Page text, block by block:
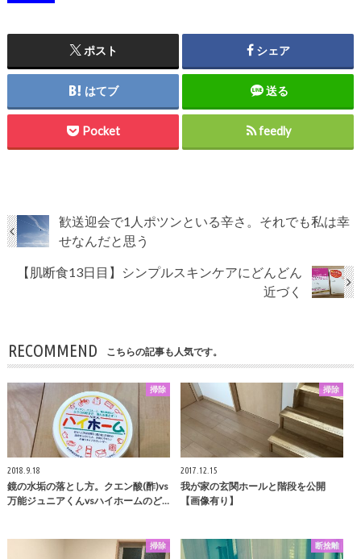
ポスト シェア
はてブ 送る
Pocket feedly
歓送迎会で1人ポツンといる辛さ。それでも私は幸
せなんだと思う
【肌断食13日目】シンプルスキンケアにどんどん
近づく
RECOMMEND こちらの記事も人気です。
掃除
2018.9.18
鏡の水垢の落とし方。クエン酸(酢)vs
万能ジュニアくんvsハイホームのど…
掃除
2017.12.15
我が家の玄関ホールと階段を公開
【画像有り】
掃除 断捨離